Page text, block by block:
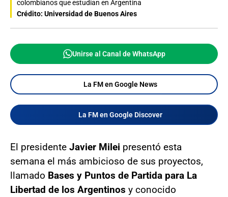
colombianos que estudian en Argentina
Crédito: Universidad de Buenos Aires
Unirse al Canal de WhatsApp
La FM en Google News
La FM en Google Discover
El presidente Javier Milei presentó esta
semana el más ambicioso de sus proyectos,
llamado Bases y Puntos de Partida para La
Libertad de los Argentinos y conocido